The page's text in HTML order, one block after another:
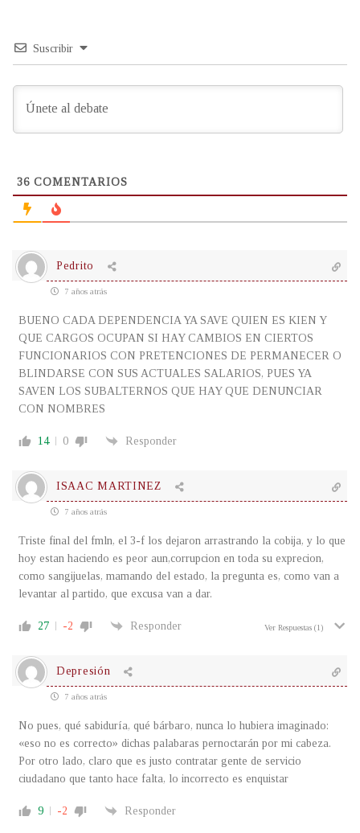
Suscribir
36 COMENTARIOS
Pedrito
7 años atrás
BUENO CADA DEPENDENCIA YA SAVE QUIEN ES KIEN Y
QUE CARGOS OCUPAN SI HAY CAMBIOS EN CIERTOS
FUNCIONARIOS CON PRETENCIONES DE PERMANECER O
BLINDARSE CON SUS ACTUALES SALARIOS, PUES YA
SAVEN LOS SUBALTERNOS QUE HAY QUE DENUNCIAR
CON NOMBRES
14 0 Responder
ISAAC MARTINEZ
7 años atrás
Triste final del fmln, el 3-f los dejaron arrastrando la cobija, y lo que
hoy estan haciendo es peor aun,corrupcion en toda su exprecion,
como sangijuelas, mamando del estado, la pregunta es, como van a
levantar al partido, que excusa van a dar.
27 -2 Responder Ver Respuestas (1)
Depresión
7 años atrás
No pues, qué sabiduría, qué bárbaro, nunca lo hubiera imaginado:
«eso no es correcto» dichas palabaras pernoctarán por mi cabeza.
Por otro lado, claro que es justo contratar gente de servicio
ciudadano que tanto hace falta, lo incorrecto es enquistar
9 -2 Responder